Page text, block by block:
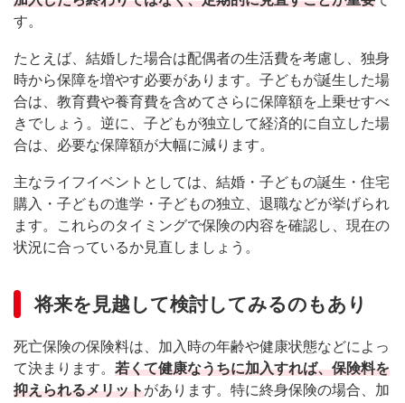
す。
たとえば、結婚した場合は配偶者の生活費を考慮し、独身
時から保障を増やす必要があります。子どもが誕生した場
合は、教育費や養育費を含めてさらに保障額を上乗せすべ
きでしょう。逆に、子どもが独立して経済的に自立した場
合は、必要な保障額が大幅に減ります。
主なライフイベントとしては、結婚・子どもの誕生・住宅
購入・子どもの進学・子どもの独立、退職などが挙げられ
ます。これらのタイミングで保険の内容を確認し、現在の
状況に合っているか見直しましょう。
将来を見越して検討してみるのもあり
死亡保険の保険料は、加入時の年齢や健康状態などによっ
て決まります。 若くて健康なうちに加入すれば、保険料を
抑えられるメリットがあります。特に終身保険の場合、加